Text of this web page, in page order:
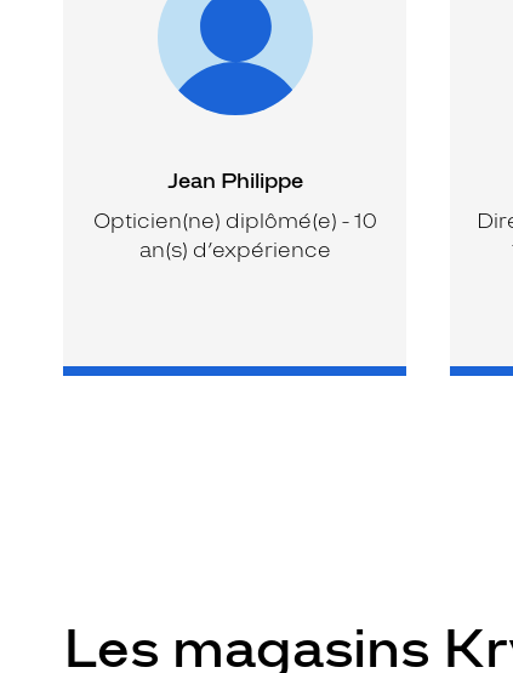
Jean Philippe
Opticien(ne) diplômé(e) - 10
an(s) d’expérience
Les magasins